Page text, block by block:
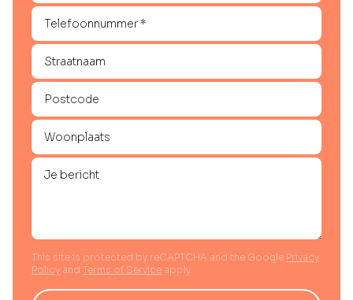
This site is protected by reCAPTCHA and the Google Privacy
Policy and Terms of Service apply.